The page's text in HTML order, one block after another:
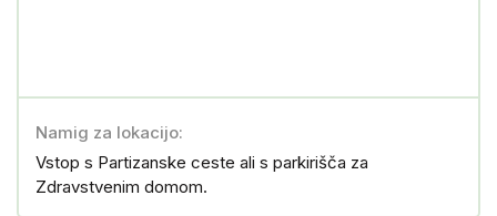
Namig za lokacijo:
Vstop s Partizanske ceste ali s parkirišča za
Zdravstvenim domom.